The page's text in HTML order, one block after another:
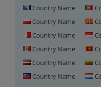
Country Name
Country Name
Country Name
Country Name
Country Name
Country Name